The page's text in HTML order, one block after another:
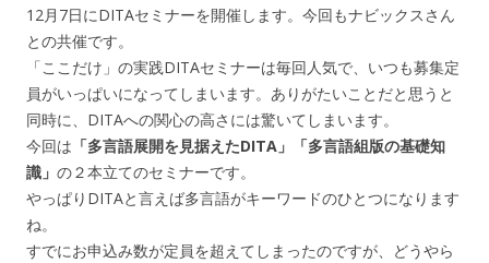
12月7日にDITAセミナーを開催します。今回もナビックスさん
との共催です。
「ここだけ」の実践DITAセミナーは毎回人気で、いつも募集定
員がいっぱいになってしまいます。ありがたいことだと思うと
同時に、DITAへの関心の高さには驚いてしまいます。
今回は 「多言語展開を見据えたDITA」「多言語組版の基礎知
識」 の２本立てのセミナーです。
やっぱりDITAと言えば多言語がキーワードのひとつになります
ね。
すでにお申込み数が定員を超えてしまったのですが、どうやら